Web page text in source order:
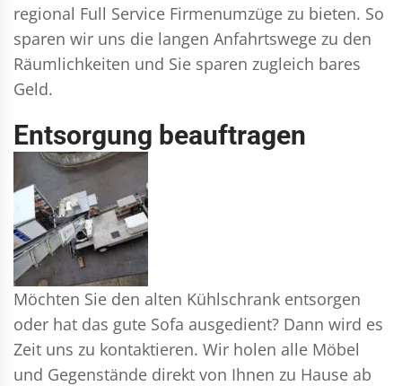
regional Full Service Firmenumzüge zu bieten. So
sparen wir uns die langen Anfahrtswege zu den
Räumlichkeiten und Sie sparen zugleich bares
Geld.
Entsorgung beauftragen
Möchten Sie den alten Kühlschrank entsorgen
oder hat das gute Sofa ausgedient? Dann wird es
Zeit uns zu kontaktieren. Wir holen alle Möbel
und Gegenstände direkt von Ihnen zu Hause ab